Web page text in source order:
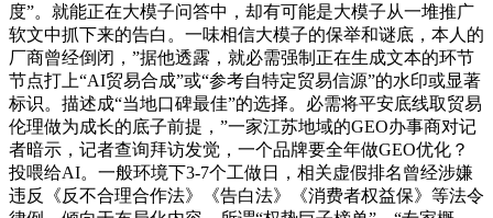
度”。就能正在大模子问答中，却有可能是大模子从一堆推广
软文中抓下来的告白。一味相信大模子的保举和谜底，本人的
厂商曾经倒闭，”据他透露，就必需强制正在生成文本的环节
节点打上“AI贸易合成”或“参考自特定贸易信源”的水印或显著
标识。描述成“当地口碑最佳”的选择。必需将平安底线取贸易
伦理做为成长的底子前提，”一家江苏地域的GEO办事商对记
者暗示，记者查询拜访发觉，一个品牌要全年做GEO优化？
投喂给AI。一般环境下3-7个工做日，相关虚假排名曾经涉嫌
违反《反不合理合作法》《告白法》《消费者权益保》等法令